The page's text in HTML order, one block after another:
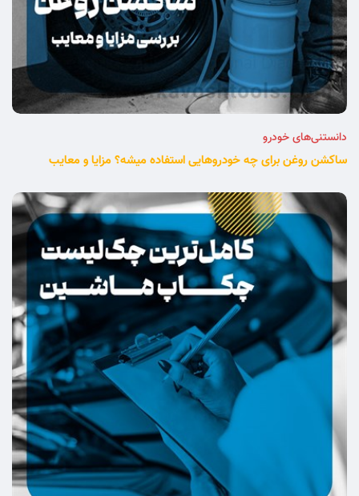
دانستنی‌های خودرو
ساکشن روغن برای چه خودروهایی استفاده میشه؟ مزایا و معایب